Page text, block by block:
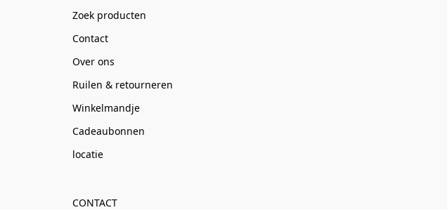
Zoek producten
Contact
Over ons
Ruilen & retourneren
Winkelmandje
Cadeaubonnen
locatie
CONTACT